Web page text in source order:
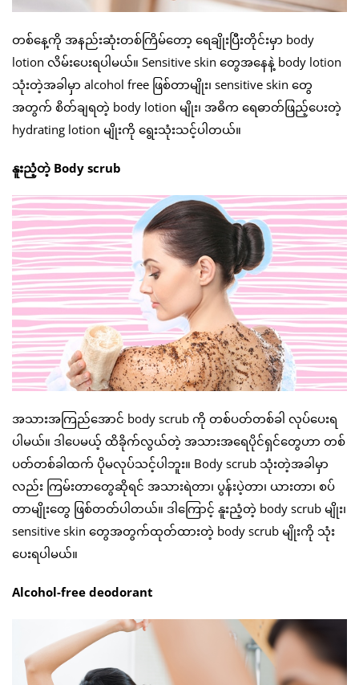
တစ်နေ့ကို အနည်းဆုံးတစ်ကြိမ်တော့ ရေချိုးပြီးတိုင်းမှာ body
lotion လိမ်းပေးရပါမယ်။ Sensitive skin တွေအနေနဲ့ body lotion
သုံးတဲ့အခါမှာ alcohol free ဖြစ်တာမျိုး၊ sensitive skin တွေ
အတွက် စိတ်ချရတဲ့ body lotion မျိုး၊ အဓိက ရေဓာတ်ဖြည့်ပေးတဲ့
hydrating lotion မျိုးကို ရွေးသုံးသင့်ပါတယ်။
နူးညံ့တဲ့ Body scrub
အသားအကြည်အောင် body scrub ကို တစ်ပတ်တစ်ခါ လုပ်ပေးရ
ပါမယ်။ ဒါပေမယ့် ထိခိုက်လွယ်တဲ့ အသားအရေပိုင်ရှင်တွေဟာ တစ်
ပတ်တစ်ခါထက် ပိုမလုပ်သင့်ပါဘူး။ Body scrub သုံးတဲ့အခါမှာ
လည်း ကြမ်းတာတွေဆိုရင် အသားရဲတာ၊ ပွန်းပဲ့တာ၊ ယားတာ၊ စပ်
တာမျိုးတွေ ဖြစ်တတ်ပါတယ်။ ဒါကြောင့် နူးညံ့တဲ့ body scrub မျိုး၊
sensitive skin တွေအတွက်ထုတ်ထားတဲ့ body scrub မျိုးကို သုံး
ပေးရပါမယ်။
Alcohol-free deodorant